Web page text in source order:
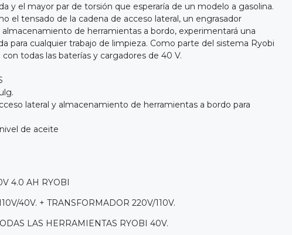
y el mayor par de torsión que esperaría de un modelo a gasolina.
el tensado de la cadena de acceso lateral, un engrasador
de herramientas a bordo, experimentará una
para cualquier trabajo de limpieza. Como parte del sistema Ryobi
todas las baterías y cargadores de 40 V.
lateral y almacenamiento de herramientas a bordo para
de aceite
4.0 AH RYOBI
40V. + TRANSFORMADOR 220V/110V.
LAS HERRAMIENTAS RYOBI 40V.